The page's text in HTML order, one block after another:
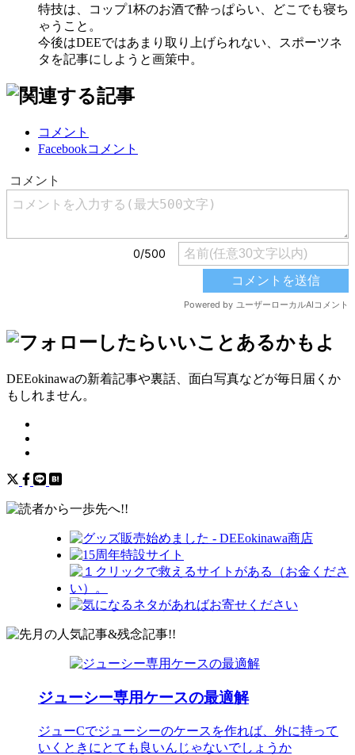
特技は、コップ1杯のお酒で酔っぱらい、どこでも寝ち
ゃうこと。
今後はDEEではあまり取り上げられない、スポーツネ
タを記事にしようと画策中。
コメント
Facebookコメント
DEEokinawaの新着記事や裏話、面白写真などが毎日届くか
もしれません。
ジューシー専用ケースの最適解
ジューCでジューシーのケースを作れば、外に持って
いくときにとても良いんじゃないでしょうか